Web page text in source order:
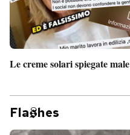
PODCAST
NEWSLETTER
Le creme solari spiegate male
Fla hes